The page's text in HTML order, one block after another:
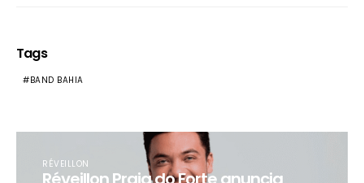
Tags
BAND BAHIA
RÉVEILLON